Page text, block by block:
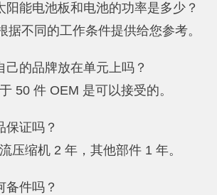
阳能电池板和电池的功率是多少？
据不同的工作条件提供给您参考。
己的品牌放在单元上吗？
50 件 OEM 是可以接受的。
保证吗？
压缩机 2 年，其他部件 1 年。
备件吗？